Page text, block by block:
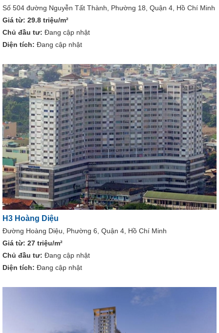
Số 504 đường Nguyễn Tất Thành, Phường 18, Quận 4, Hồ Chí Minh
Giá từ: 29.8 triệu/m²
Chủ đầu tư: Đang cập nhật
Diện tích: Đang cập nhật
H3 Hoàng Diệu
Đường Hoàng Diệu, Phường 6, Quận 4, Hồ Chí Minh
Giá từ: 27 triệu/m²
Chủ đầu tư: Đang cập nhật
Diện tích: Đang cập nhật